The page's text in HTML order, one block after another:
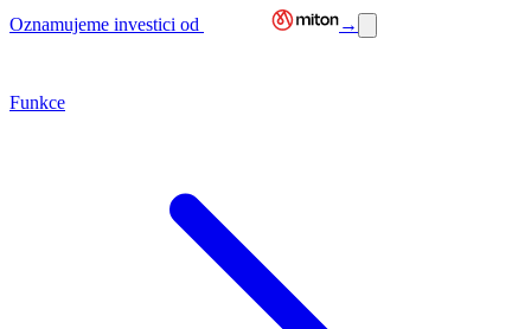
Oznamujeme investici od →
Funkce